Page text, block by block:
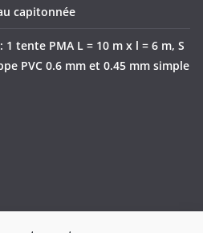
capitonnée
tente PMA L = 10 m x l = 6 m, S
PVC 0.6 mm et 0.45 mm simple